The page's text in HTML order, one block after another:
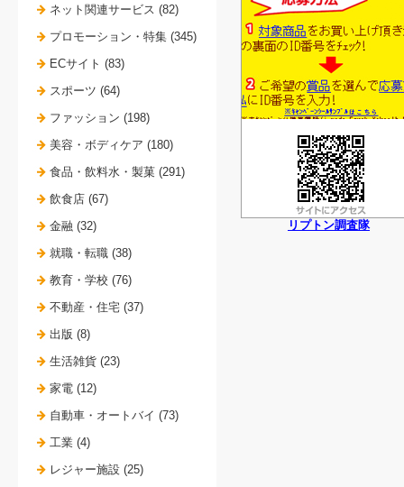
リプトン調査隊
ネット関連サービス (82)
プロモーション・特集 (345)
ECサイト (83)
スポーツ (64)
ファッション (198)
美容・ボディケア (180)
食品・飲料水・製菓 (291)
飲食店 (67)
金融 (32)
就職・転職 (38)
教育・学校 (76)
不動産・住宅 (37)
出版 (8)
生活雑貨 (23)
家電 (12)
自動車・オートバイ (73)
工業 (4)
レジャー施設 (25)